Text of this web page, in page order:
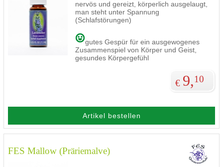
nervös und gereizt, körperlich ausgelaugt,
man steht unter Spannung
(Schlafstörungen)
gutes Gespür für ein ausgewogenes
Zusammenspiel von Körper und Geist,
gesundes Körpergefühl
€ 9,10
Artikel bestellen
FES Mallow (Präriemalve)